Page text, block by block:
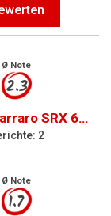
Ø Note
2.3
Antonio Carraro SRX 6400
2
Ø Note
1.7